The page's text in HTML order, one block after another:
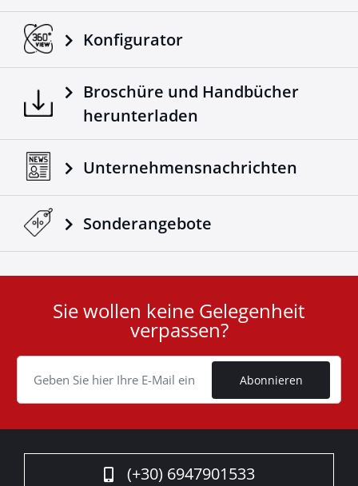
Konfigurator
Broschüre und Handbücher
herunterladen
Unternehmensnachrichten
Sonderangebote
Cookie
Sie wollen keine Gelegenheit
verpassen?
Abonnieren
(+30) 6947901533